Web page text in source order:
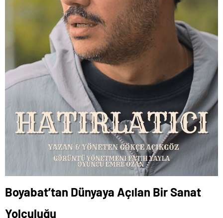
Boyabat’tan Dünyaya Açılan Bir Sanat
Yolculuğu